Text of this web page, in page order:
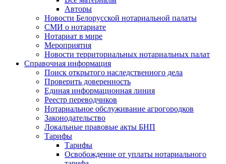
Авторы
Новости Белорусской нотариальной палаты
СМИ о нотариате
Нотариат в мире
Мероприятия
Новости территориальных нотариальных палат
Справочная информация
Поиск открытого наследственного дела
Проверить доверенность
Единая информационная линия
Реестр переводчиков
Нотариальное обслуживание агрогородков
Законодательство
Локальные правовые акты БНП
Тарифы
Тарифы
Освобождение от уплаты нотариального